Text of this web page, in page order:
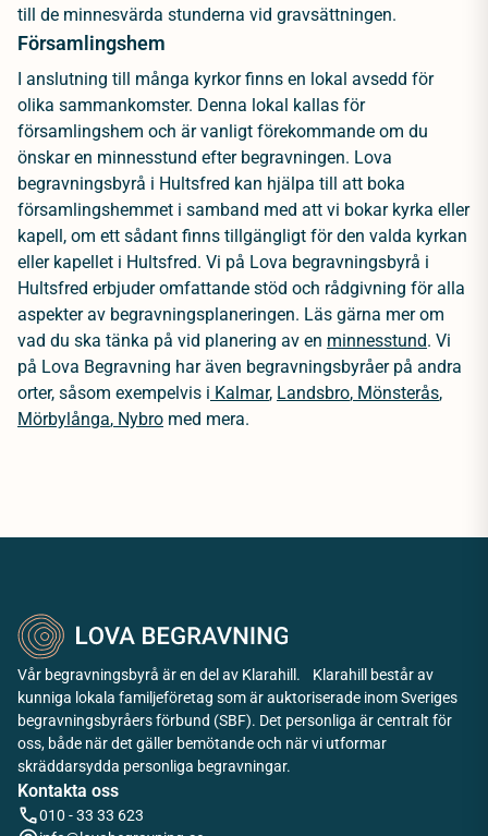
till de minnesvärda stunderna vid gravsättningen.
Församlingshem
I anslutning till många kyrkor finns en lokal avsedd för
olika sammankomster. Denna lokal kallas för
församlingshem och är vanligt förekommande om du
önskar en minnesstund efter begravningen. Lova
begravningsbyrå i Hultsfred kan hjälpa till att boka
församlingshemmet i samband med att vi bokar kyrka eller
kapell, om ett sådant finns tillgängligt för den valda kyrkan
eller kapellet i Hultsfred. Vi på Lova begravningsbyrå i
Hultsfred erbjuder omfattande stöd och rådgivning för alla
aspekter av begravningsplaneringen. Läs gärna mer om
vad du ska tänka på vid planering av en minnesstund. Vi
på Lova Begravning har även begravningsbyråer på andra
orter, såsom exempelvis i Kalmar, Landsbro, Mönsterås,
Mörbylånga, Nybro med mera.
Vår begravningsbyrå är en del av Klarahill. Klarahill består av
kunniga lokala familjeföretag som är auktoriserade inom Sveriges
begravningsbyråers förbund (SBF). Det personliga är centralt för
oss, både när det gäller bemötande och när vi utformar
skräddarsydda personliga begravningar.
Kontakta oss
010 - 33 33 623